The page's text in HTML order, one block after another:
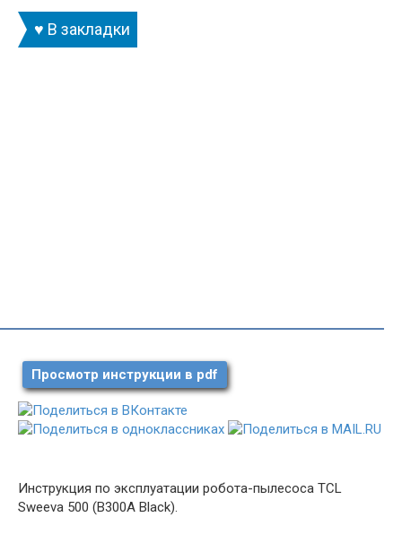
♥ В закладки
Просмотр инструкции в pdf
Инструкция по эксплуатации робота-пылесоса TCL
Sweeva 500 (B300A Black).